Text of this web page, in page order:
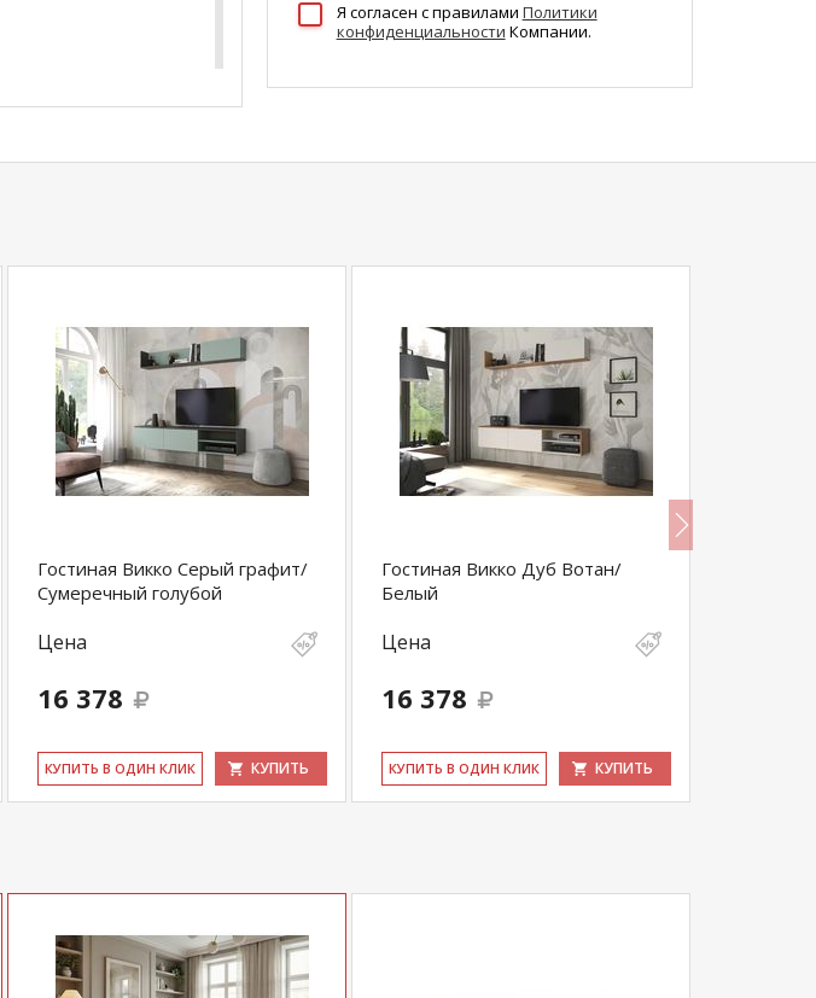
интернет-
Я согласен c правилами Политики
конфиденциальности Компании.
Гостиная Викко Серый графит/
Сумеречный голубой
Цена
16 378
КУ­ПИТЬ В ОДИН КЛИК КУПИТЬ
Гостиная Викко Дуб Вотан/
Белый
Цена
16 378
КУ­ПИТЬ В ОДИН КЛИК КУПИТЬ